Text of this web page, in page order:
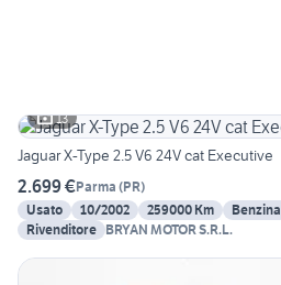
13
Jaguar X-Type 2.5 V6 24V cat Executive
2.699 €Parma (PR)
Usato
10/2002 259000 Km Benzina
Rivenditore BRYAN MOTOR S.R.L.